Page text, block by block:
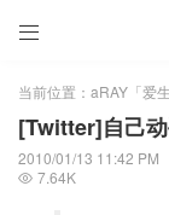

当前位置： aRAY「爱
[Twitter]自己
2010/01/13 11:42 PM
 7.64K